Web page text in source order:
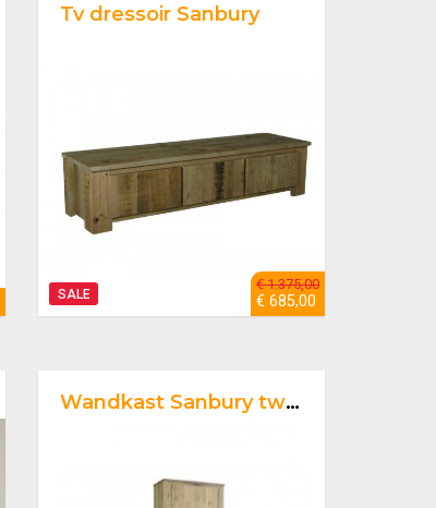
SALE
Tv dressoir Sanbury
€ 1.375,00
€ 685,00
Wandkast Sanbury twee deuren